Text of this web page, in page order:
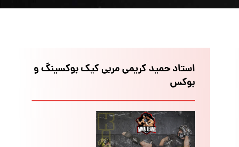
استاد حمید کریمی مربی کیک بوکسینگ و
بوکس